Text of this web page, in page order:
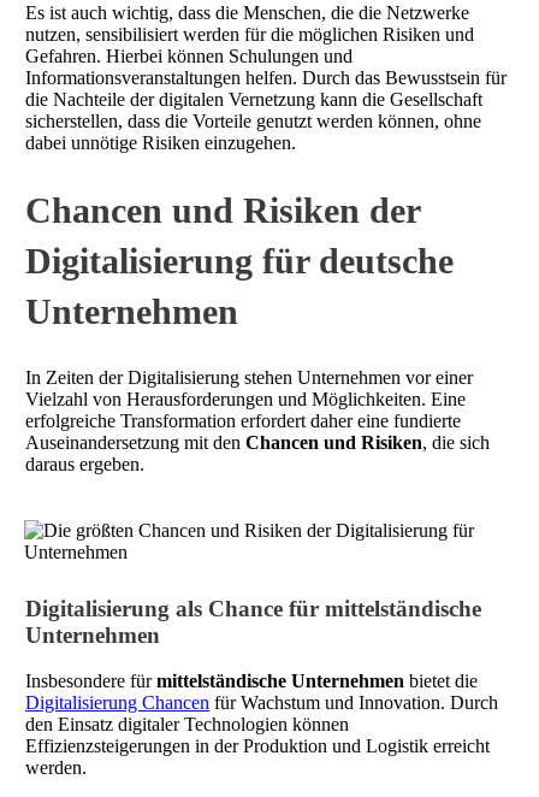
Es ist auch wichtig, dass die Menschen, die die Netzwerke
nutzen, sensibilisiert werden für die möglichen Risiken und
Gefahren. Hierbei können Schulungen und
Informationsveranstaltungen helfen. Durch das Bewusstsein für
die Nachteile der digitalen Vernetzung kann die Gesellschaft
sicherstellen, dass die Vorteile genutzt werden können, ohne
dabei unnötige Risiken einzugehen.
Chancen und Risiken der
Digitalisierung für deutsche
Unternehmen
In Zeiten der Digitalisierung stehen Unternehmen vor einer
Vielzahl von Herausforderungen und Möglichkeiten. Eine
erfolgreiche Transformation erfordert daher eine fundierte
Auseinandersetzung mit den Chancen und Risiken, die sich
daraus ergeben.
Digitalisierung als Chance für mittelständische
Unternehmen
Insbesondere fürmittelständische Unternehmen bietet die
Digitalisierung Chancen für Wachstum und Innovation. Durch
den Einsatz digitaler Technologien können
Effizienzsteigerungen in der Produktion und Logistik erreicht
werden.